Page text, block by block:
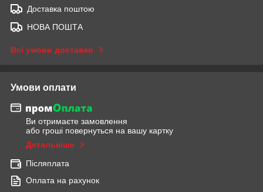
Доставка поштою
НОВА ПОШТА
Всі умови доставки
Умови оплати
Ви отримаєте замовлення
або гроші повернуться на вашу картку
Детальніше
Післяплата
Оплата на рахунок